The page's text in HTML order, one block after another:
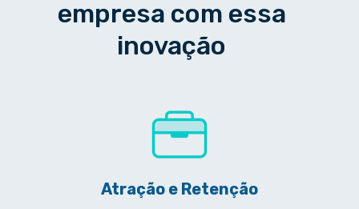
empresa com essa
inovação
Atração e Retenção